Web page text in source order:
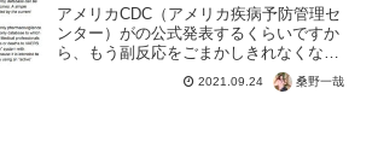
アメリカCDC（アメリカ疾病予防管理セ
ンター）がの公式発表するくらいですか
ら、もう副反応をごまかしきれなくなっ
ているのでしょうね。騙されやすい日本
人は、テレビで放送しないと意味が理解
2021.09.24 桑野一哉